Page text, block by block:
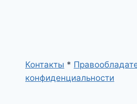
Контакты *
конфиденциальности